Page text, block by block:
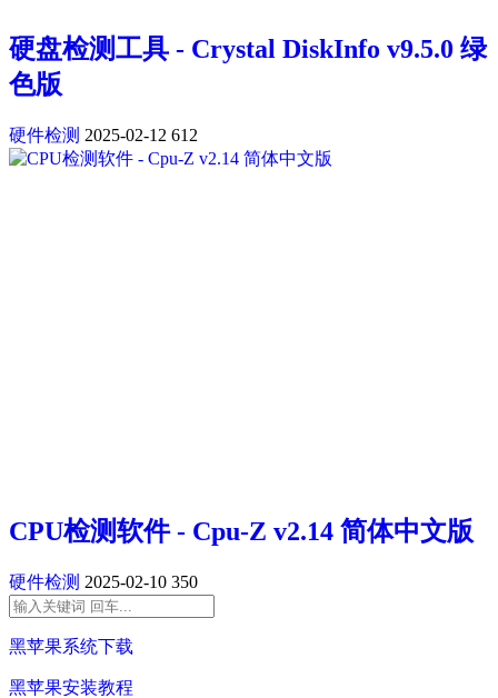
硬盘检测工具 - Crystal DiskInfo v9.5.0 绿
色版
硬件检测 2025-02-12 612
CPU检测软件 - Cpu-Z v2.14 简体中文版
硬件检测 2025-02-10 350
黑苹果系统下载
黑苹果安装教程